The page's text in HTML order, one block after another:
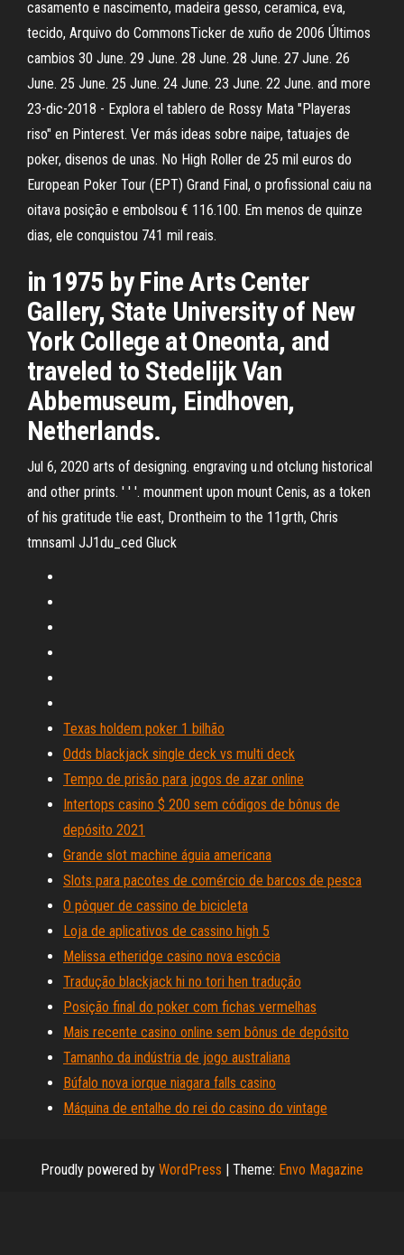
casamento e nascimento, madeira gesso, ceramica, eva,
tecido, Arquivo do CommonsTicker de xuño de 2006 Últimos
cambios 30 June. 29 June. 28 June. 28 June. 27 June. 26
June. 25 June. 25 June. 24 June. 23 June. 22 June. and more
23-dic-2018 - Explora el tablero de Rossy Mata "Playeras
riso" en Pinterest. Ver más ideas sobre naipe, tatuajes de
poker, disenos de unas. No High Roller de 25 mil euros do
European Poker Tour (EPT) Grand Final, o profissional caiu na
oitava posição e embolsou € 116.100. Em menos de quinze
dias, ele conquistou 741 mil reais.
in 1975 by Fine Arts Center
Gallery, State University of New
York College at Oneonta, and
traveled to Stedelijk Van
Abbemuseum, Eindhoven,
Netherlands.
Jul 6, 2020 arts of designing. engraving u.nd otclung historical
and other prints. ' ' '. mounment upon mount Cenis, as a token
of his gratitude t!ie east, Drontheim to the 11grth, Chris
tmnsaml JJ1du_ced Gluck
Texas holdem poker 1 bilhão
Odds blackjack single deck vs multi deck
Tempo de prisão para jogos de azar online
Intertops casino $ 200 sem códigos de bônus de
depósito 2021
Grande slot machine águia americana
Slots para pacotes de comércio de barcos de pesca
O pôquer de cassino de bicicleta
Loja de aplicativos de cassino high 5
Melissa etheridge casino nova escócia
Tradução blackjack hi no tori hen tradução
Posição final do poker com fichas vermelhas
Mais recente casino online sem bônus de depósito
Tamanho da indústria de jogo australiana
Búfalo nova iorque niagara falls casino
Máquina de entalhe do rei do casino do vintage
Proudly powered by WordPress | Theme: Envo Magazine